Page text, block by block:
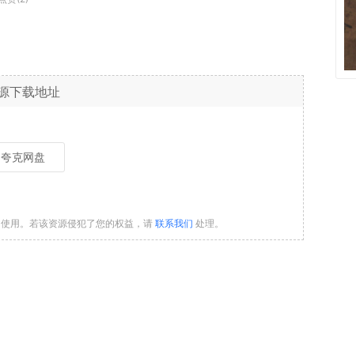
下载地址
夸克网盘
用。若该资源侵犯了您的权益，请 联系我们 处理。